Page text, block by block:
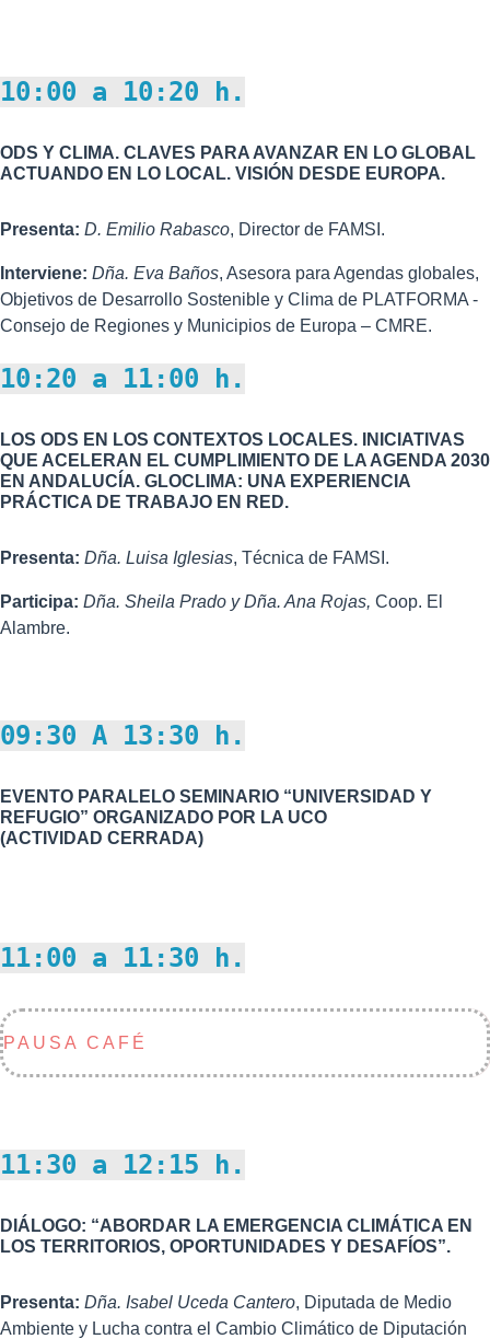
10:00 a 10:20 h.
ODS Y CLIMA. CLAVES PARA AVANZAR EN LO GLOBAL
ACTUANDO EN LO LOCAL. VISIÓN DESDE EUROPA.
Presenta: D. Emilio Rabasco, Director de FAMSI.
Interviene: Dña. Eva Baños, Asesora para Agendas globales,
Objetivos de Desarrollo Sostenible y Clima de PLATFORMA -
Consejo de Regiones y Municipios de Europa – CMRE.
10:20 a 11:00 h.
LOS ODS EN LOS CONTEXTOS LOCALES. INICIATIVAS
QUE ACELERAN EL CUMPLIMIENTO DE LA AGENDA 2030
EN ANDALUCÍA. GLOCLIMA: UNA EXPERIENCIA
PRÁCTICA DE TRABAJO EN RED.
Presenta: Dña. Luisa Iglesias, Técnica de FAMSI.
Participa: Dña. Sheila Prado y Dña. Ana Rojas, Coop. El
Alambre.
09:30 A 13:30 h.
EVENTO PARALELO SEMINARIO “UNIVERSIDAD Y
REFUGIO” ORGANIZADO POR LA UCO
(ACTIVIDAD CERRADA)
11:00 a 11:30 h.
PAUSA CAFÉ
11:30 a 12:15 h.
DIÁLOGO: “ABORDAR LA EMERGENCIA CLIMÁTICA EN
LOS TERRITORIOS, OPORTUNIDADES Y DESAFÍOS”.
Presenta: Dña. Isabel Uceda Cantero, Diputada de Medio
Ambiente y Lucha contra el Cambio Climático de Diputación